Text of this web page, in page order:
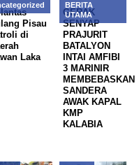
Pisau
di
Laka
BERITA
UTAMA
GERAK
SENYAP
PRAJURIT
BATALYON
INTAI AMFIBI
3 MARINIR
MEMBEBASKAN
SANDERA
AWAK KAPAL
KMP
KALABIA